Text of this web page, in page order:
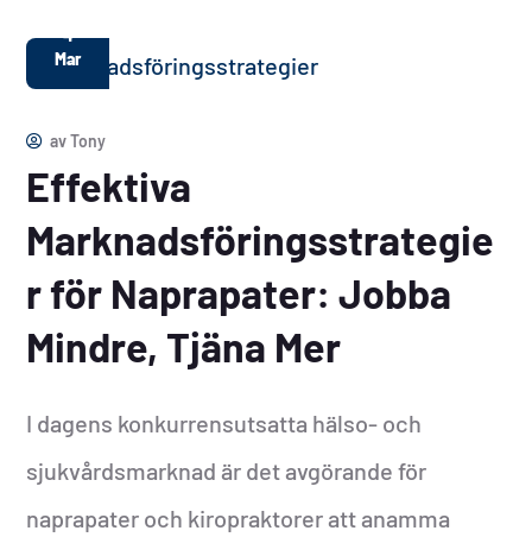
4
Mar
avTony
Effektiva
Marknadsföringsstrategie
r för Naprapater: Jobba
Mindre, Tjäna Mer
I dagens konkurrensutsatta hälso- och
sjukvårdsmarknad är det avgörande för
naprapater och kiropraktorer att anamma